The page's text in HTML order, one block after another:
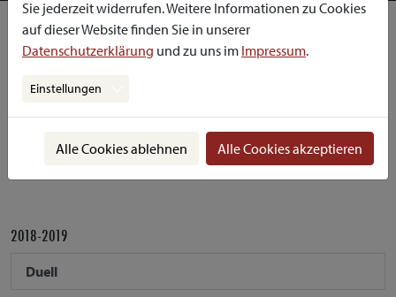
Renate Kienzl
Autorin, Regisseurin
PRODUKTIONEN IN DER FREIEN BÜHNE WIEDEN
2018-2019
Duell
Sie jederzeit widerrufen. Weitere Informationen zu Cookies
auf dieser Website finden Sie in unserer
Datenschutzerklärung und zu uns im Impressum.
Einstellungen
Alle Cookies ablehnen Alle Cookies akzeptieren